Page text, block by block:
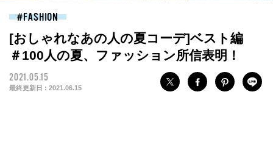
FASHION
[おしゃれなあの人の夏コーデ]ベスト編
＃100人の夏、ファッション所信表明！
2021.05.15
最終更新日 : 2021.06.15